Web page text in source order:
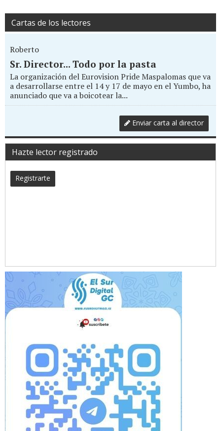
Cartas de los lectores
Roberto
Sr. Director... Todo por la pasta
La organización del Eurovision Pride Maspalomas que va
a desarrollarse entre el 14 y 17 de mayo en el Yumbo, ha
anunciado que va a boicotear la...
Enviar carta al director
Hazte lector registrado
Registrarte